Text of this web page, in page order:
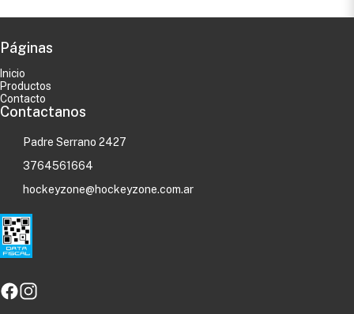
Páginas
Inicio
Productos
Contacto
Contactanos
Padre Serrano 2427
3764561664
hockeyzone@hockeyzone.com.ar